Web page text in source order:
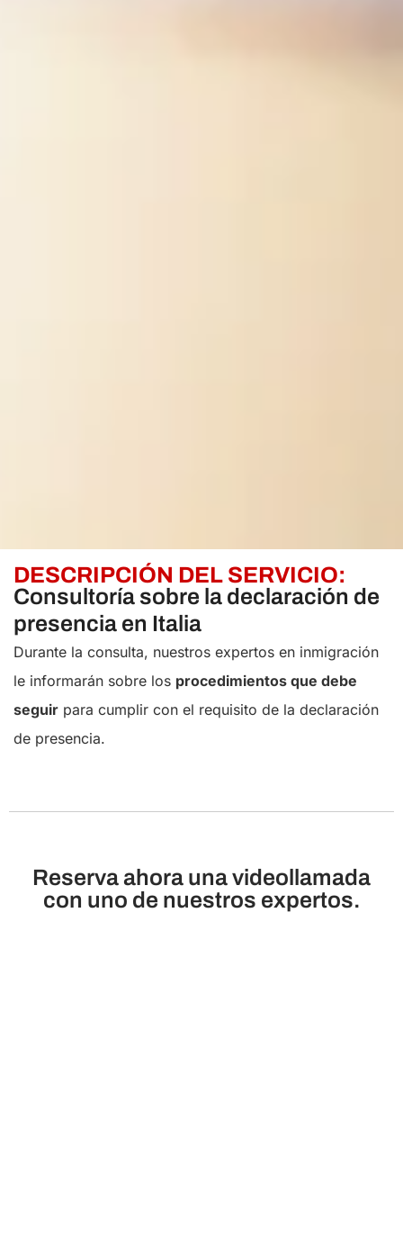
DESCRIPCIÓN DEL SERVICIO:
Consultoría sobre la declaración de
presencia en Italia
Durante la consulta, nuestros expertos en inmigración
le informarán sobre los procedimientos que debe
seguir para cumplir con el requisito de la declaración
de presencia.
Reserva ahora una videollamada
con uno de nuestros expertos.